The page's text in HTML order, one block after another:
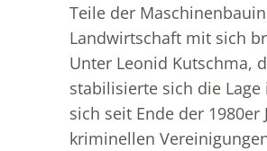
Teile der
Landwirtschaft mit sich
Unter Leonid Kutschma,
stabilisierte sich die
sich seit Ende der
kriminellen